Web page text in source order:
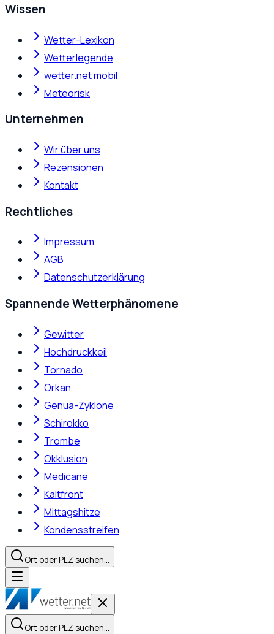
Wissen
Wetter-Lexikon
Wetterlegende
wetter.net mobil
Meteorisk
Unternehmen
Wir über uns
Rezensionen
Kontakt
Rechtliches
Impressum
AGB
Datenschutzerklärung
Spannende Wetterphänomene
Gewitter
Hochdruckkeil
Tornado
Orkan
Genua-Zyklone
Schirokko
Trombe
Okklusion
Medicane
Kaltfront
Mittagshitze
Kondensstreifen
Ort oder PLZ suchen…
Ort oder PLZ suchen…